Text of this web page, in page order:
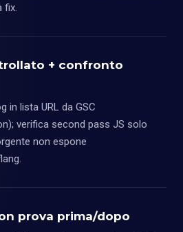
fix.
+ confronto
in lista URL da GSC
verifica second pass JS solo
non espone
prova prima/dopo